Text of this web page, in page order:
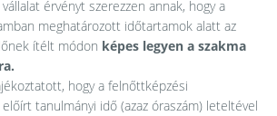
érvényt szerezzen annak, hogy a
meghatározott időtartamok alatt az
ítélt módon képes legyen a szakma
hogy a felnőttképzési
tanulmányi idő (azaz óraszám) leteltével